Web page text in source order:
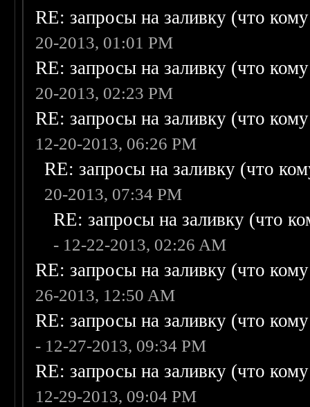
RE: запросы на заливку (что
20-2013, 01:01 PM
RE: запросы на заливку (что
20-2013, 02:23 PM
RE: запросы на заливку (что
12-20-2013, 06:26 PM
RE: запросы на заливку (что
20-2013, 07:34 PM
RE: запросы на заливку (что
- 12-22-2013, 02:26 AM
RE: запросы на заливку (что
26-2013, 12:50 AM
RE: запросы на заливку (что
- 12-27-2013, 09:34 PM
RE: запросы на заливку (что
12-29-2013, 09:04 PM